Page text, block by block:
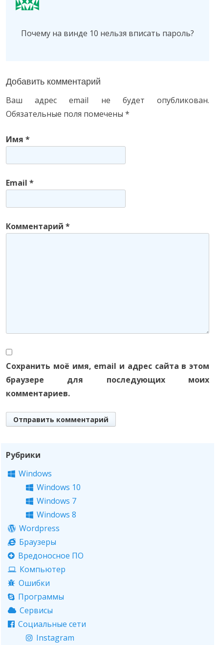
Почему на винде 10 нельзя вписать пароль?
Добавить комментарий
Ваш адрес email не будет опубликован.
Обязательные поля помечены *
Имя *
Email *
Комментарий *
Сохранить моё имя, email и адрес сайта в этом
браузере для последующих моих
комментариев.
Рубрики
Windows
Windows 10
Windows 7
Windows 8
Wordpress
Браузеры
Вредоносное ПО
Компьютер
Ошибки
Программы
Сервисы
Социальные сети
Instagram